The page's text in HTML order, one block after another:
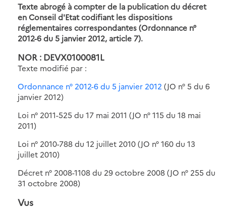
Texte abrogé à compter de la publication du décret
en Conseil d'Etat codifiant les dispositions
réglementaires correspondantes (Ordonnance n°
2012-6 du 5 janvier 2012, article 7).
NOR : DEVX0100081L
Texte modifié par :
Ordonnance n° 2012-6 du 5 janvier 2012 (JO n° 5 du 6
janvier 2012)
Loi n° 2011-525 du 17 mai 2011 (JO n° 115 du 18 mai
2011)
Loi n° 2010-788 du 12 juillet 2010 (JO n° 160 du 13
juillet 2010)
Décret n° 2008-1108 du 29 octobre 2008 (JO n° 255 du
31 octobre 2008)
Vus